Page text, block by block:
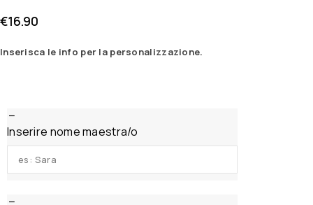
€16.90
Inserisca le info per la personalizzazione.
Inserire nome maestra/o